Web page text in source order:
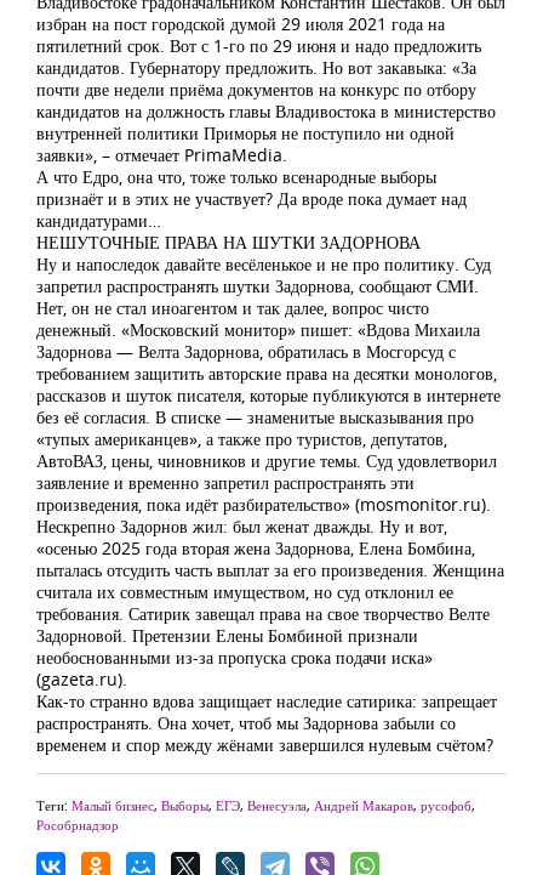
избран на пост городской думой 29 июля 2021 года на
пятилетний срок. Вот с 1-го по 29 июня и надо предложить
кандидатов. Губернатору предложить. Но вот закавыка: «За
почти две недели приёма документов на конкурс по отбору
кандидатов на должность главы Владивостока в министерство
внутренней политики Приморья не поступило ни одной
заявки», – отмечает PrimaMedia.
А что Едро, она что, тоже только всенародные выборы
признаёт и в этих не участвует? Да вроде пока думает над
кандидатурами…
НЕШУТОЧНЫЕ ПРАВА НА ШУТКИ ЗАДОРНОВА
Ну и напоследок давайте весёленькое и не про политику. Суд
запретил распространять шутки Задорнова, сообщают СМИ.
Нет, он не стал иноагентом и так далее, вопрос чисто
денежный. «Московский монитор» пишет: «Вдова Михаила
Задорнова — Велта Задорнова, обратилась в Мосгорсуд с
требованием защитить авторские права на десятки монологов,
рассказов и шуток писателя, которые публикуются в интернете
без её согласия. В списке — знаменитые высказывания про
«тупых американцев», а также про туристов, депутатов,
АвтоВАЗ, цены, чиновников и другие темы. Суд удовлетворил
заявление и временно запретил распространять эти
произведения, пока идёт разбирательство» (mosmonitor.ru).
Нескрепно Задорнов жил: был женат дважды. Ну и вот,
«осенью 2025 года вторая жена Задорнова, Елена Бомбина,
пыталась отсудить часть выплат за его произведения. Женщина
считала их совместным имуществом, но суд отклонил ее
требования. Сатирик завещал права на свое творчество Велте
Задорновой. Претензии Елены Бомбиной признали
необоснованными из-за пропуска срока подачи иска»
(gazeta.ru).
Как-то странно вдова защищает наследие сатирика: запрещает
распространять. Она хочет, чтоб мы Задорнова забыли со
временем и спор между жёнами завершился нулевым счётом?
Теги: Малый бизнес, Выборы, ЕГЭ, Венесуэла, Андрей Макаров, русофоб,
Рособрнадзор